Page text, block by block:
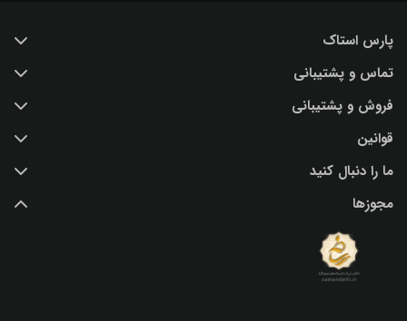
پارس استاک
خرید عکس با کیفیت
درباره ما
پرسش و پاسخ
اشتراک / تمدید
بلاگ پارس استاک
نکات و ترفندهای طراحی گرافیکی
تماس و پشتیبانی
تماس با ما
فروش و پشتیبانی
(IR) 021 28428845
support@parsstock.ir
قوانین
شرایط استفاده از وب سایت
سیاست حفظ حریم شخصی کاربران
ما را دنبال کنید
مجوزها